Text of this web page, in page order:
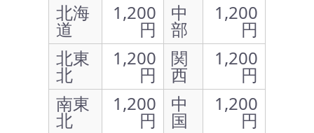
北海
道
1,200
円
中
部
1,200
円
北東
北
1,200
円
関
西
1,200
円
南東
北
1,200
円
中
国
1,200
円